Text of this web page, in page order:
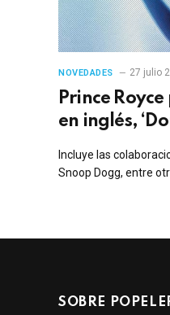
NOVEDADES 27 julio
Prince
en inglés,
Incluye las
Snoop Dogg, entre
SOBRE